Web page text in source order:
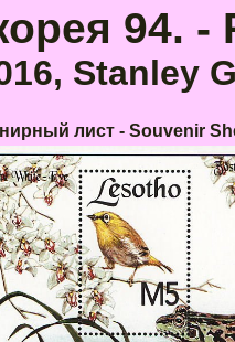
94.
Stanley
лист - Souvenir